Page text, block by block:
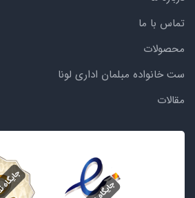
تماس با ما
محصولات
ست خانواده مبلمان اداری لونا
مقالات